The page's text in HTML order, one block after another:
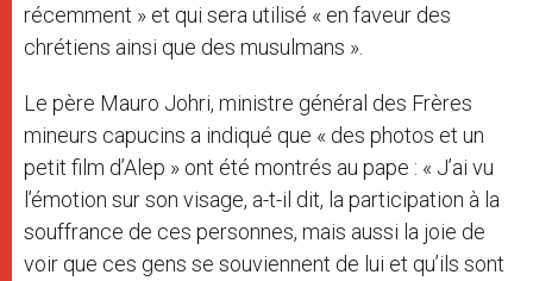
récemment » et qui sera utilisé « en faveur des
chrétiens ainsi que des musulmans ».
Le père Mauro Johri, ministre général des Frères
mineurs capucins a indiqué que « des photos et un
petit film d’Alep » ont été montrés au pape : « J’ai vu
l’émotion sur son visage, a-t-il dit, la participation à la
souffrance de ces personnes, mais aussi la joie de
voir que ces gens se souviennent de lui et qu’ils sont